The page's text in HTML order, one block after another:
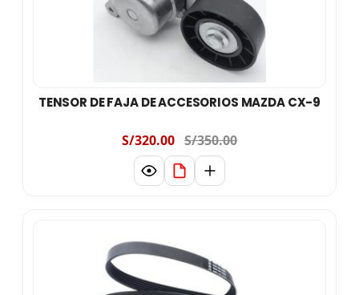
TENSOR DE FAJA DE ACCESORIOS MAZDA CX-9
S/320.00 S/350.00